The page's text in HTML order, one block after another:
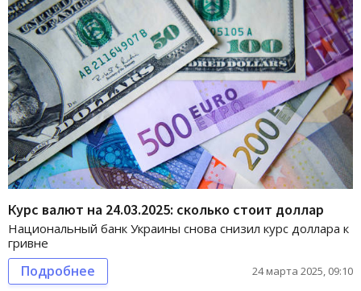
Курс валют на 24.03.2025: сколько стоит доллар
Национальный банк Украины снова снизил курс доллара к
гривне
Подробнее 24 марта 2025, 09:10